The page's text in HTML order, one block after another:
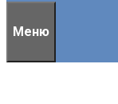
Меню